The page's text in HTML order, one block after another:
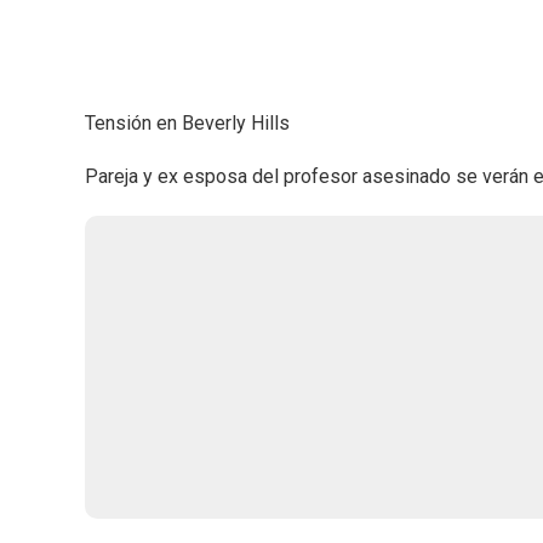
Tensión en Beverly Hills
Pareja y ex esposa del profesor asesinado se verán